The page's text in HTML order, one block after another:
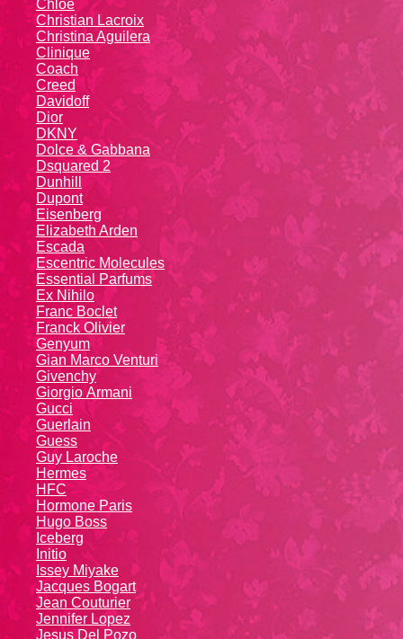
Chloe
Christian Lacroix
Christina Aguilera
Cliniquе
Coach
Creed
Davidoff
Dior
DKNY
Dolce & Gabbana
Dsquared 2
Dunhill
Dupont
Eisenberg
Elizabeth Arden
Escada
Escentric Molecules
Essential Parfums
Ex Nihilo
Franc Boclet
Franck Olivier
Genyum
Gian Marco Venturi
Givenchy
Giоrgio Аrmаni
Gucci
Guerlain
Guess
Guy Laroche
Hermes
HFC
Hormone Paris
Hugo Boss
Iceberg
Initio
Issey Miyake
Jacques Bogart
Jean Couturier
Jennifer Lopez
Jesus Del Pozo